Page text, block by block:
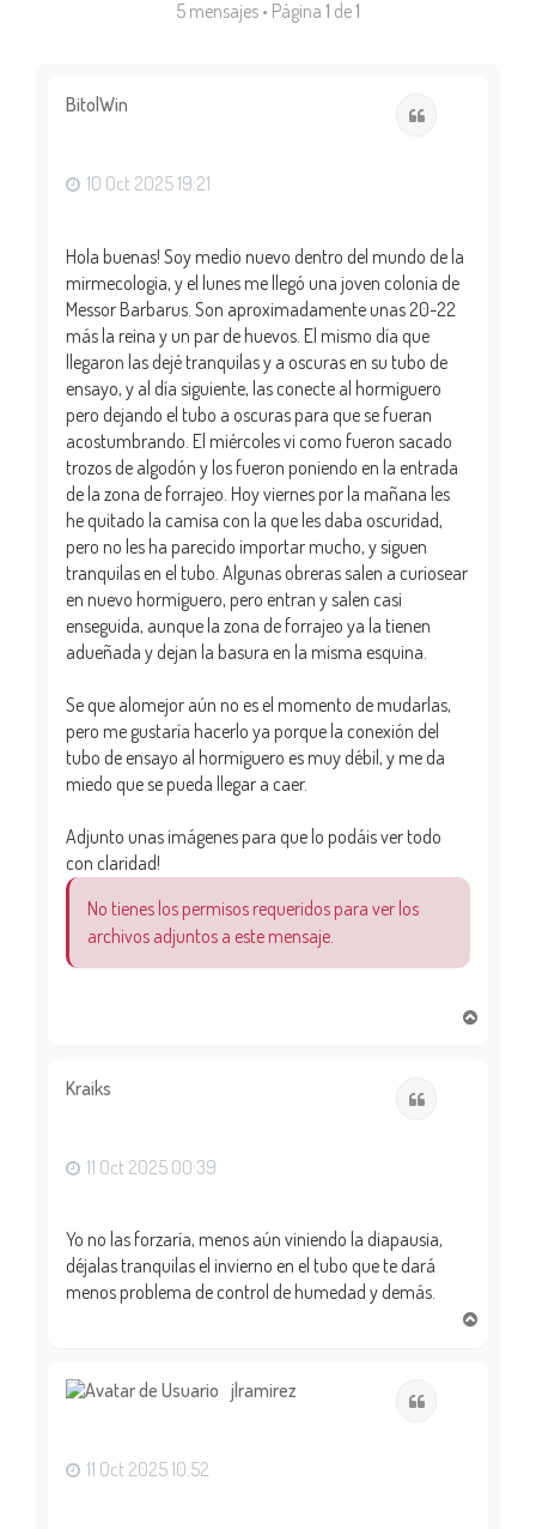
5 mensajes • Página 1 de1
BitolWin
10 Oct 2025 19:21
Hola buenas! Soy medio nuevo dentro del mundo de la
mirmecologia, y el lunes me llegó una joven colonia de
Messor Barbarus. Son aproximadamente unas 20-22
más la reina y un par de huevos. El mismo día que
llegaron las dejé tranquilas y a oscuras en su tubo de
ensayo, y al día siguiente, las conecte al hormiguero
pero dejando el tubo a oscuras para que se fueran
acostumbrando. El miércoles vi como fueron sacado
trozos de algodón y los fueron poniendo en la entrada
de la zona de forrajeo. Hoy viernes por la mañana les
he quitado la camisa con la que les daba oscuridad,
pero no les ha parecido importar mucho, y siguen
tranquilas en el tubo. Algunas obreras salen a curiosear
en nuevo hormiguero, pero entran y salen casi
enseguida, aunque la zona de forrajeo ya la tienen
adueñada y dejan la basura en la misma esquina.
Se que alomejor aún no es el momento de mudarlas,
pero me gustaría hacerlo ya porque la conexión del
tubo de ensayo al hormiguero es muy débil, y me da
miedo que se pueda llegar a caer.
Adjunto unas imágenes para que lo podáis ver todo
con claridad!
No tienes los permisos requeridos para ver los
archivos adjuntos a este mensaje.
Kraiks
11 Oct 2025 00:39
Yo no las forzaría, menos aún viniendo la diapausia,
déjalas tranquilas el invierno en el tubo que te dará
menos problema de control de humedad y demás.
jlramirez
11 Oct 2025 10:52